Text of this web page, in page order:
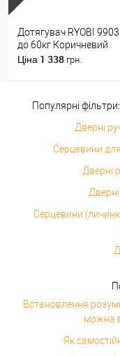
Дотягувач RYOBI 9903
до 60кг Коричневий
Ціна 1 338 грн.
Популярні фільтри:
Дверні
Серцевини
Дверні
Серцевини
Встановлення
можна
Як